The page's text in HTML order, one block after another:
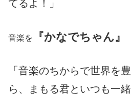
てるよ！」
音楽を 『かなでちゃん』
「音楽のちからで世界を
ら、まもる君といつも一緒